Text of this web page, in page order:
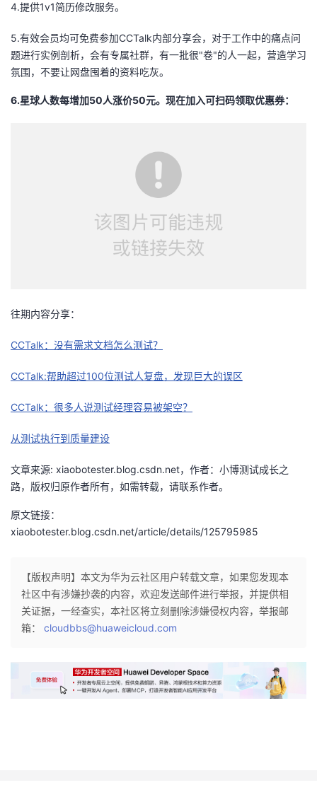
播
活
动
的
关
注
我
的
开
课
程
的
认
我
的
我
我
的
我
术
支
持
云
声
建
4.提供1v1简历修改服务。
5.有效会员均可免费参加CCTalk内部分享会，对于工作中的痛点问
题进行实例剖析，会有专属社群，有一批很"卷"的人一起，营造学习
氛围，不要让网盘囤着的资料吃灰。
6.星球人数每增加50人涨价50元。现在加入可扫码领取优惠券：
往期内容分享：
CCTalk：没有需求文档怎么测试？
CCTalk:帮助超过100位测试人复盘，发现巨大的误区
CCTalk：很多人说测试经理容易被架空？
从测试执行到质量建设
文章来源: xiaobotester.blog.csdn.net，作者：小博测试成长之
路，版权归原作者所有，如需转载，请联系作者。
原文链接：
xiaobotester.blog.csdn.net/article/details/125795985
【版权声明】本文为华为云社区用户转载文章，如果您发现本
社区中有涉嫌抄袭的内容，欢迎发送邮件进行举报，并提供相
关证据，一经查实，本社区将立刻删除涉嫌侵权内容，举报邮
箱： cloudbbs@huaweicloud.com